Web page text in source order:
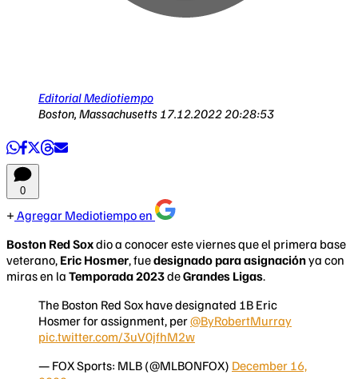
Editorial Mediotiempo
Boston, Massachusetts 17.12.2022 20:28:53
0
Agregar Mediotiempo en
Boston Red Soxdio a conocer este viernes que el primera base
veterano, Eric Hosmer, fuedesignado para asignaciónya con
miras en la Temporada 2023deGrandes Ligas.
The Boston Red Sox have designated 1B Eric
Hosmer for assignment, per@ByRobertMurray
pic.twitter.com/3uV0jfhM2w
— FOX Sports: MLB (@MLBONFOX) December 16,